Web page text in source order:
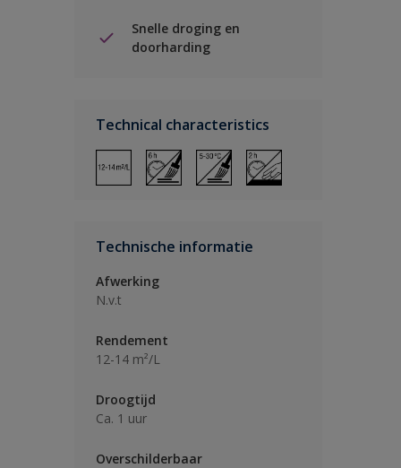
Snelle droging en
doorharding
Technical characteristics
Technische informatie
Afwerking
N.v.t
Rendement
12-14 m²/L
Droogtijd
Ca. 1 uur
Overschilderbaar